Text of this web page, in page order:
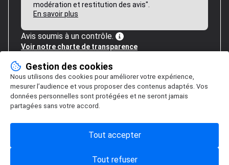
modération et restitution des avis".
En savoir plus
Avis soumis à un contrôle.
Voir notre charte de transparence
Gestion des cookies
Nous utilisons des cookies pour améliorer votre expérience,
mesurer l’audience et vous proposer des contenus adaptés. Vos
données personnelles sont protégées et ne seront jamais
partagées sans votre accord.
Tout refuser
Tout accepter